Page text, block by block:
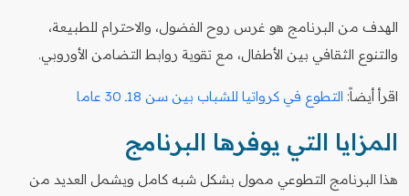
الهدف من البرنامج هو غرس روح الفضول، والاحترام للطبيعة،
والتنوع الثقافي بين الأطفال، مع تقوية روابط التضامن الأوروبي.
اقرأ أيضاً: التطوع في كرواتيا للشباب بين سن 18ـ 30 عاما
المزايا التي يوفرها البرنامج
هذا البرنامج التطوعي ممول بشكل شبه كامل ويشمل العديد من